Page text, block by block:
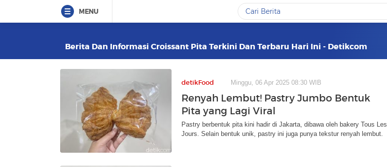
MENU
Berita Dan Informasi Croissant Pita Terkini Dan Terbaru Hari Ini - Detikcom
detikFood Minggu, 06 Apr 2025 08:30 WIB
Renyah Lembut! Pastry Jumbo Bentuk
Pita yang Lagi Viral
Pastry berbentuk pita kini hadir di Jakarta, dibawa oleh bakery Tous Les
Jours. Selain bentuk unik, pastry ini juga punya tekstur renyah lembut.